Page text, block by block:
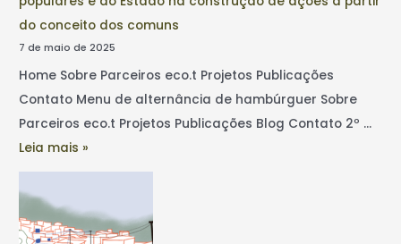
do conceito dos comuns
7 de maio de 2025
Home Sobre Parceiros eco.t Projetos Publicações
Contato Menu de alternância de hambúrguer Sobre
Parceiros eco.t Projetos Publicações Blog Contato 2º …
Leia mais »